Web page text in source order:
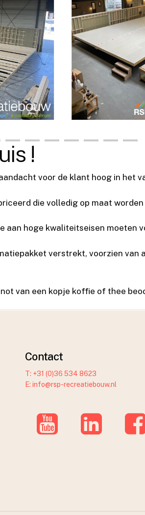
!
voor de klant hoog in het
die volledig op maat
aan hoge kwaliteitseisen moeten
verstrekt, voorzien van
van een kopje koffie of thee
Contact
T: +31 (0)36 534 8623
E: info@rsp-recreatiebouw.nl